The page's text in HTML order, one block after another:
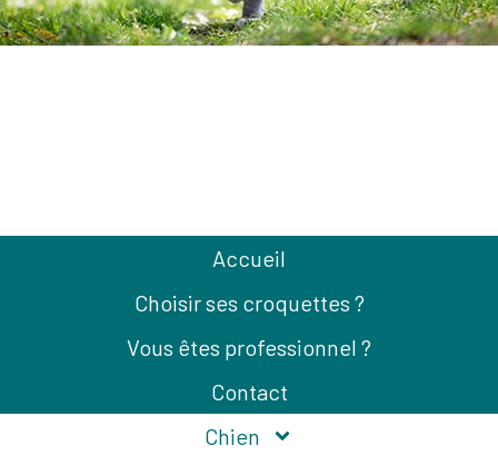
Chien
Accueil
Choisir ses croquettes ?
Vous êtes professionnel ?
Contact